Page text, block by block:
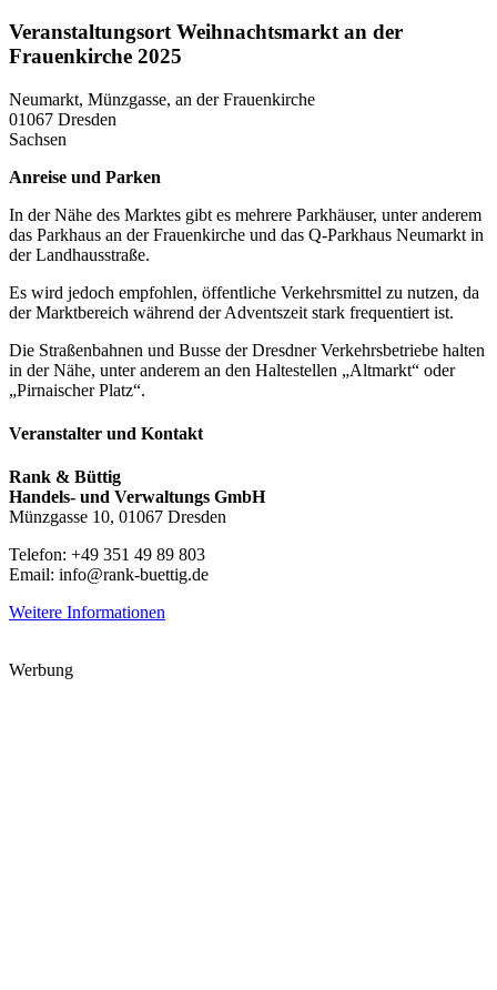
Veranstaltungsort Weihnachtsmarkt an der
Frauenkirche 2025
Neumarkt, Münzgasse, an der Frauenkirche
01067 Dresden
Sachsen
Anreise und Parken
In der Nähe des Marktes gibt es mehrere Parkhäuser, unter anderem
das Parkhaus an der Frauenkirche und das Q-Parkhaus Neumarkt in
der Landhausstraße.
Es wird jedoch empfohlen, öffentliche Verkehrsmittel zu nutzen, da
der Marktbereich während der Adventszeit stark frequentiert ist.
Die Straßenbahnen und Busse der Dresdner Verkehrsbetriebe halten
in der Nähe, unter anderem an den Haltestellen „Altmarkt“ oder
„Pirnaischer Platz“.
Veranstalter und Kontakt
Rank & Büttig
Handels- und Verwaltungs GmbH
Münzgasse 10, 01067 Dresden
Telefon: +49 351 49 89 803
Email: info@rank-buettig.de
Weitere Informationen
Werbung